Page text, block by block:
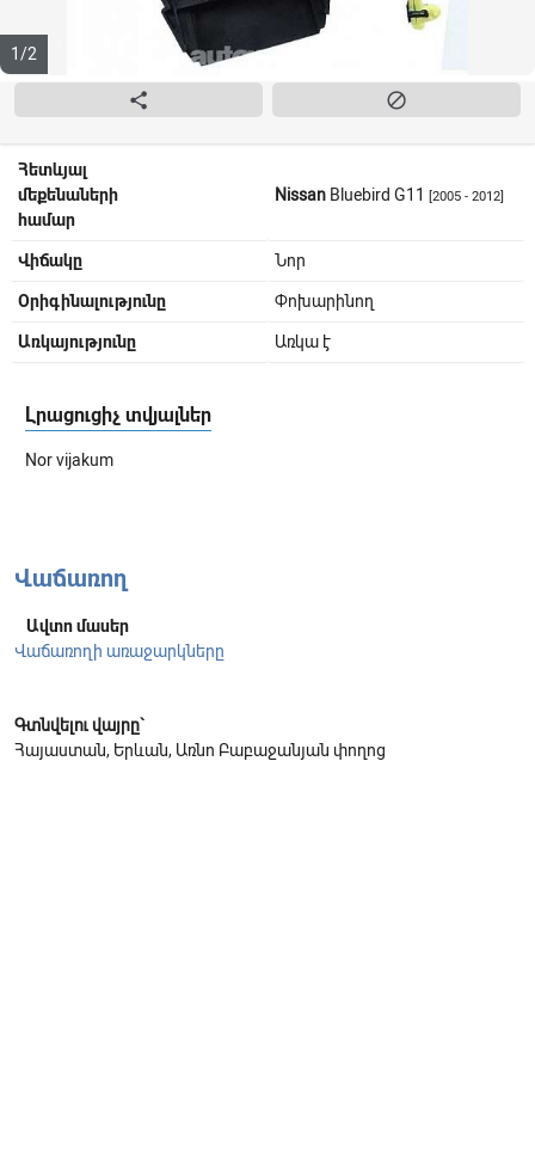
1/2
 
Հետևյալ
մեքենաների
համար
Nissan Bluebird G11 [2005 - 2012]
Վիճակը Նոր
Օրիգինալությունը Փոխարինող
Առկայությունը Առկա է
Լրացուցիչ տվյալներ
Nor vijakum
Վաճառող
Ավտո մասեր
Վաճառողի առաջարկները
Գտնվելու վայրը`
Հայաստան, Երևան, Առնո Բաբաջանյան փողոց